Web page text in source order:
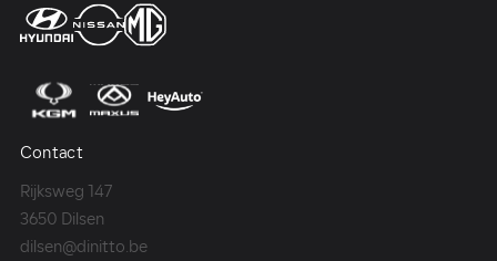
Contact
Rijksweg 147
3650 Dilsen
dilsen@dinitto.be